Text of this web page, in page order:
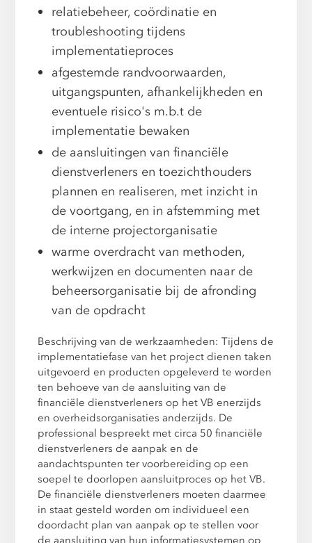
relatiebeheer, coördinatie en
troubleshooting tijdens
implementatieproces
afgestemde randvoorwaarden,
uitgangspunten, afhankelijkheden en
eventuele risico's m.b.t de
implementatie bewaken
de aansluitingen van financiële
dienstverleners en toezichthouders
plannen en realiseren, met inzicht in
de voortgang, en in afstemming met
de interne projectorganisatie
warme overdracht van methoden,
werkwijzen en documenten naar de
beheersorganisatie bij de afronding
van de opdracht
Beschrijving van de werkzaamheden: Tijdens de
implementatiefase van het project dienen taken
uitgevoerd en producten opgeleverd te worden
ten behoeve van de aansluiting van de
financiële dienstverleners op het VB enerzijds
en overheidsorganisaties anderzijds. De
professional bespreekt met circa 50 financiële
dienstverleners de aanpak en de
aandachtspunten ter voorbereiding op een
soepel te doorlopen aansluitproces op het VB.
De financiële dienstverleners moeten daarmee
in staat gesteld worden om individueel een
doordacht plan van aanpak op te stellen voor